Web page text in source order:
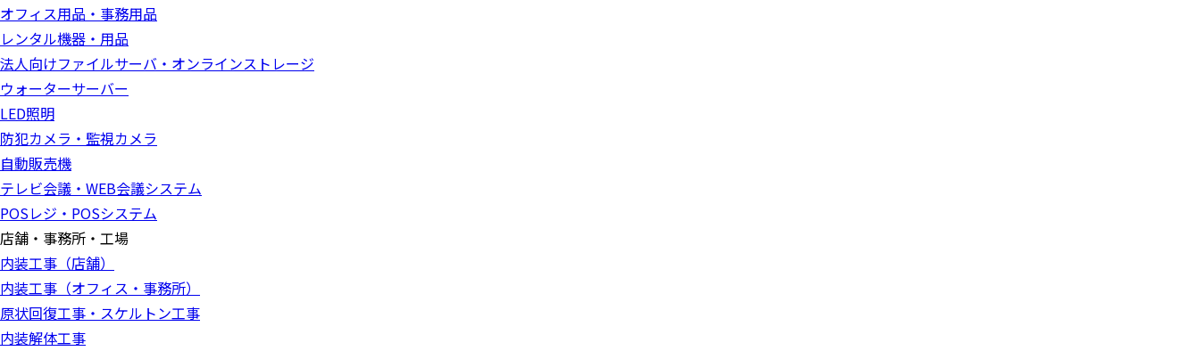
オフィス用品・事務用品
レンタル機器・用品
法人向けファイルサーバ・オンラインストレージ
ウォーターサーバー
LED照明
防犯カメラ・監視カメラ
自動販売機
テレビ会議・WEB会議システム
POSレジ・POSシステム
店舗・事務所・工場
内装工事（店舗）
内装工事（オフィス・事務所）
原状回復工事・スケルトン工事
内装解体工事